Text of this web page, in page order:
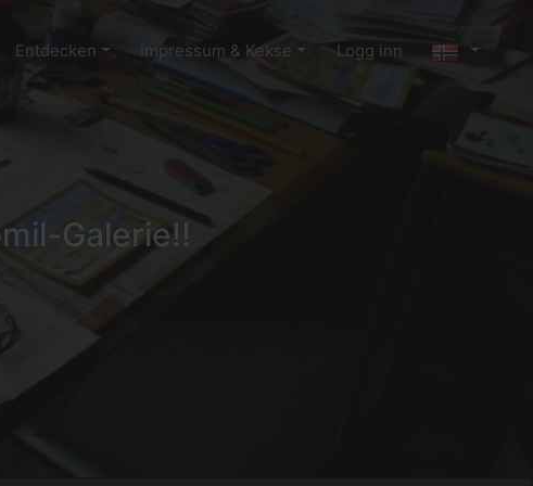
Entdecken Impressum & Kekse Logg inn
Galerie!!